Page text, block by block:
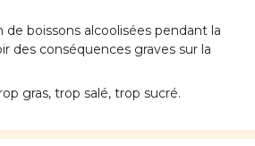
boissons alcoolisées pendant la
des conséquences graves sur la
gras, trop salé, trop sucré.